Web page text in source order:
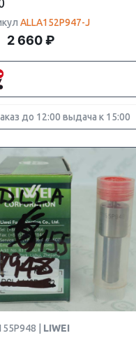
ALLA152P947-J
2 660 ₽
до 12:00 выдача к 15:00
| LIWEI